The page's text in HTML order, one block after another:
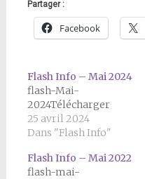
Partager :
Facebook
Flash Info – Mai 2024
flash-Mai-
2024Télécharger
25 avril 2024
Dans "Flash Info"
Flash Info – Mai 2022
flash-mai-